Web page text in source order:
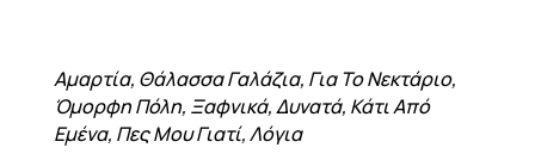
Αμαρτία, Θάλασσα Γαλάζια, Για Το Νεκτάριο,
Όμορφη Πόλη, Ξαφνικά, Δυνατά, Κάτι Από
Εμένα, Πες Μου Γιατί, Λόγια